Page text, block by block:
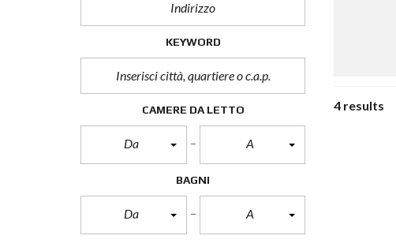
KEYWORD
CAMERE DA LETTO
Da A
BAGNI
Da A
4 results